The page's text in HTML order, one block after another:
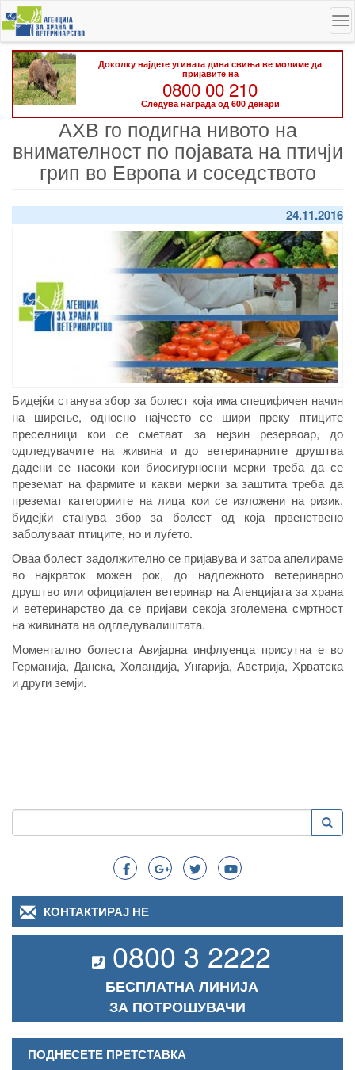
Skip
to
main
content
Доколку најдете угината дива свиња ве молиме да
пријавите на
0800 00 210
Следува награда од 600 денари
АХВ го подигна нивото на
внимателност по појавата на птичји
грип во Европа и соседството
24.11.2016
Бидејќи станува збор за болест која има специфичен начин
на ширење, односно најчесто се шири преку птиците
преселници кои се сметаат за нејзин резервоар, до
одгледувачите на живина и до ветеринарните друштва
дадени се насоки кои биосигурносни мерки треба да се
преземат на фармите и какви мерки за заштита треба да
преземат категориите на лица кои се изложени на ризик,
бидејќи станува збор за болест од која првенствено
заболуваат птиците, но и луѓето.
Оваа болест задолжително се пријавува и затоа апелираме
во најкраток можен рок, до надлежното ветеринарно
друштво или официјален ветеринар на Агенцијата за храна
и ветеринарствода се пријави секоја зголемена смртност
на живината на одгледувалиштата.
Моментално болеста Авијарна инфлуенца присутна е во
Германија, Данска, Холандија, Унгарија, Австрија, Хрватска
и други земји.
Search
Пребарување
КОНТАКТИРАЈ НЕ
0800 3 2222
БЕСПЛАТНА ЛИНИЈА
ЗА ПОТРОШУВАЧИ
ПОДНЕСЕТЕ ПРЕТСТАВКА